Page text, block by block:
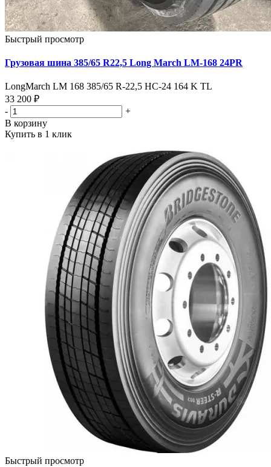
Быстрый просмотр
Грузовая шина 385/65 R22,5 Long March LM-168 24PR
LongMarch LM 168 385/65 R-22,5 НС-24 164 K TL
33 200 ₽
-
+
В корзину
Купить в 1 клик
Быстрый просмотр